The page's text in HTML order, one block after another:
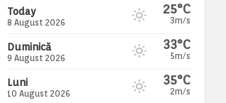
Today
8 August 2026
25°C
3m/s
Duminică
9 August 2026
33°C
5m/s
Luni
10 August 2026
35°C
2m/s